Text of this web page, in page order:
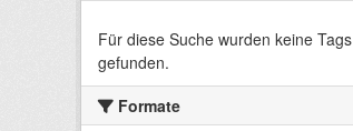
Für diese Suche wurden keine Tags
gefunden.
Formate